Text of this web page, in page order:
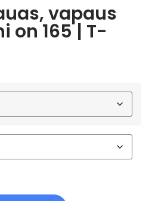
vapaus
on 165 | T-